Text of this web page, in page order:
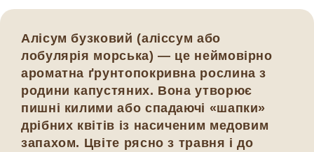
Алісум бузковий (аліссум або
лобулярія морська) — це неймовірно
ароматна ґрунтопокривна рослина з
родини капустяних. Вона утворює
пишні килими або спадаючі «шапки»
дрібних квітів із насиченим медовим
запахом. Цвіте рясно з травня і до